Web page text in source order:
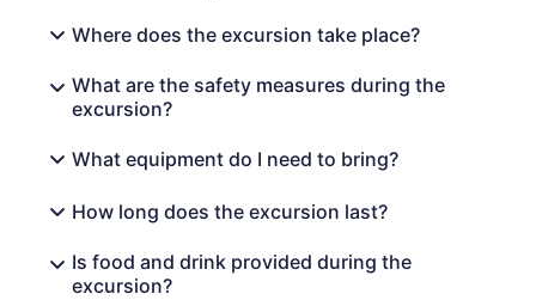
Where does the excursion take place?
What are the safety measures during the
excursion?
What equipment do I need to bring?
How long does the excursion last?
Is food and drink provided during the
excursion?